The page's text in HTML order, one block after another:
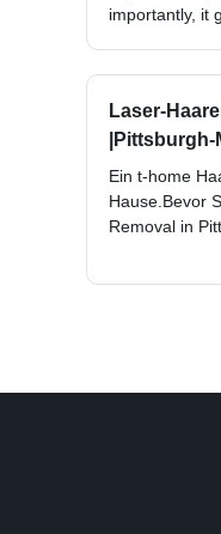
importantly, it
Laser-
|Pittsburgh-
Ein t-home
Hause.Bevor
Removal in